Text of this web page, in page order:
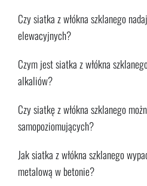
Czy siatka z włókna szklanego
elewacyjnych?
Czym jest siatka z włókna
alkaliów?
Czy siatkę z włókna szklanego
samopoziomujących?
Jak siatka z włókna szklanego
metalową w betonie?